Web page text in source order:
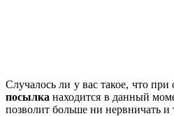
Случалось ли у вас такое, что
посылка находится в данный
позволит больше ни нервничать